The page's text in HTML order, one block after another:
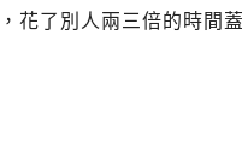
花了別人兩三倍的時間